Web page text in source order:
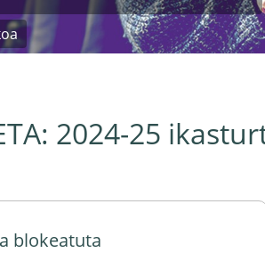
2024-25
blokeatuta